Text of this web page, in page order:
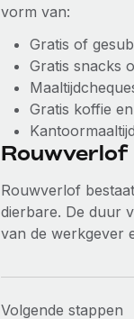
vorm van:
Gratis of
Gratis snacks
Gratis koffie
Rouwverlof
Rouwverlof
dierbare. De duur
van de werkgever
Volgende stappen